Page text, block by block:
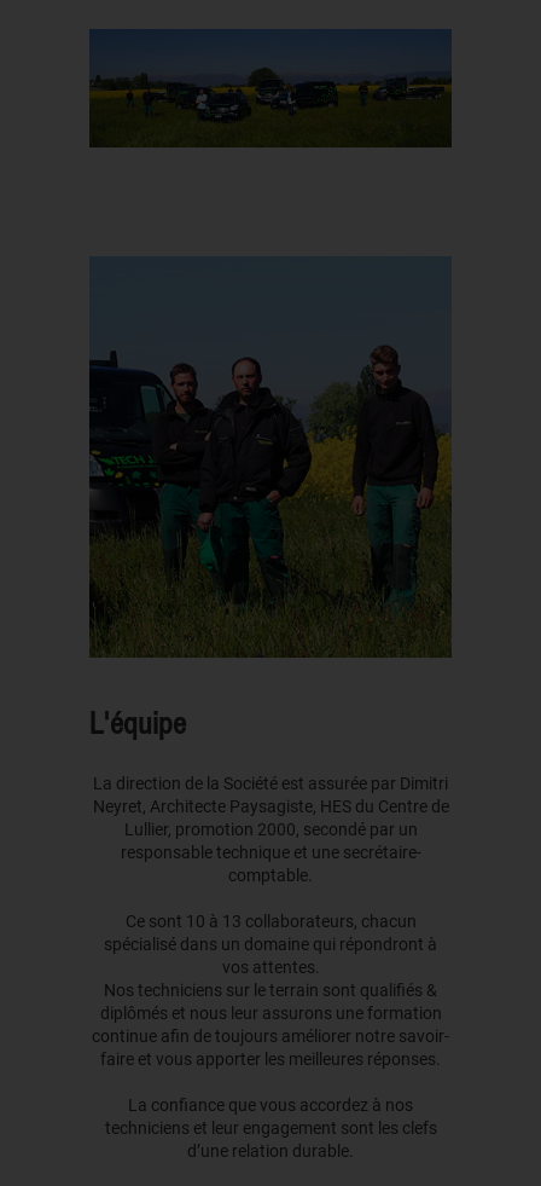
L'équipe
La direction de la Société est assurée par Dimitri
Neyret, Architecte Paysagiste, HES du Centre de
Lullier, promotion 2000, secondé par un
responsable technique et une secrétaire-
comptable.
Ce sont 10 à 13 collaborateurs, chacun
spécialisé dans un domaine qui répondront à
vos attentes.
Nos techniciens sur le terrain sont qualifiés &
diplômés et nous leur assurons une formation
continue afin de toujours améliorer notre savoir-
faire et vous apporter les meilleures réponses.
La confiance que vous accordez à nos
techniciens et leur engagement sont les clefs
d’une relation durable.